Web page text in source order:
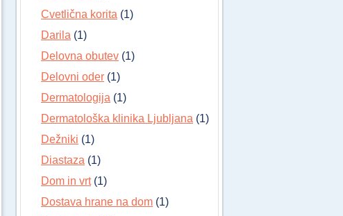
Cvetlična korita (1)
Darila (1)
Delovna obutev (1)
Delovni oder (1)
Dermatologija (1)
Dermatološka klinika Ljubljana (1)
Dežniki (1)
Diastaza (1)
Dom in vrt(1)
Dostava hrane na dom (1)